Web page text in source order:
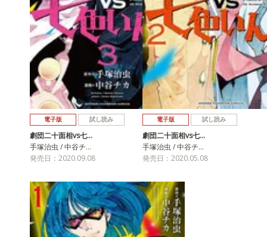
電子版 試し読み
劇団二十面相vs七…
手塚治虫 / 中谷チ…
発売日：2020.09.08
電子版 試し読み
劇団二十面相vs七…
手塚治虫 / 中谷チ…
発売日：2020.05.08